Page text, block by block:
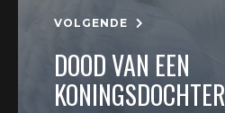
VOLGENDE
DOOD VAN EEN
KONINGSDOCHTER